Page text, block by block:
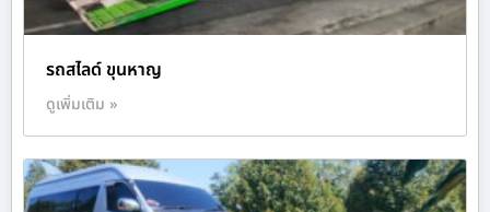
รถสไลด์ ขุนหาญ
ดูเพิ่มเติม »